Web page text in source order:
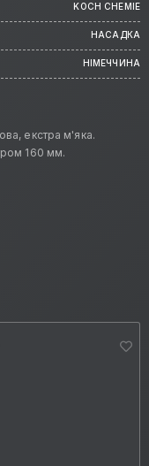
KOCH CHEMIE
НАСАДКА
НІМЕЧЧИНА
екстра м'яка.
160 мм.